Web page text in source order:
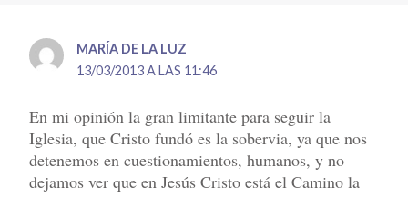
MARÍA DE LA LUZ
13/03/2013 A LAS 11:46
En mi opinión la gran limitante para seguir la
Iglesia, que Cristo fundó es la sobervia, ya que nos
detenemos en cuestionamientos, humanos, y no
dejamos ver que en Jesús Cristo está el Camino la